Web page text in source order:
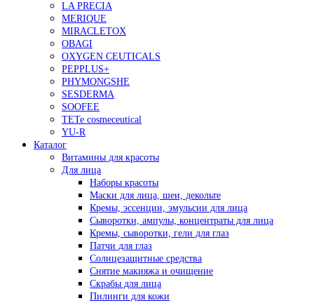
LA PRECIA
MERIQUE
MIRACLETOX
OBAGI
OXYGEN CEUTICALS
PEPPLUS+
PHYMONGSHE
SESDERMA
SOOFEE
TETe cosmeceutical
YU-R
Каталог
Витамины для красоты
Для лица
Наборы красоты
Маски для лица, шеи, декольте
Кремы, эссенции, эмульсии для лица
Сыворотки, ампулы, концентраты для лица
Кремы, сыворотки, гели для глаз
Патчи для глаз
Солнцезащитные средства
Снятие макияжа и очищение
Скрабы для лица
Пилинги для кожи